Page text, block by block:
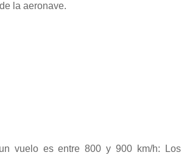
la aeronave.
vuelo es entre 800 y 900 km/h: Los